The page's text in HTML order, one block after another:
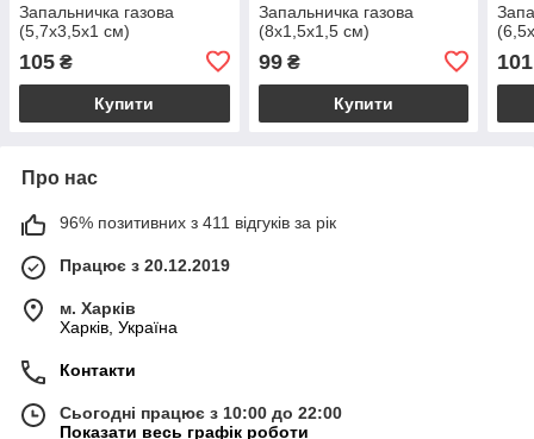
Запальничка газова
(5,7х3,5х1 см)
105 ₴
Купити
Запальничка газова
(8х1,5х1,5 см)
99₴
Купити
101
Про нас
96% позитивних з 411 відгуків за рік
Працює з 20.12.2019
м. Харків
Харків, Україна
Контакти
Сьогодні працює з 10:00 до 22:00
Показати весь графік роботи